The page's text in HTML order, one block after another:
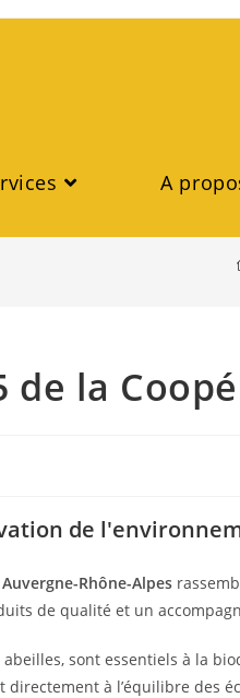
A
de la
de
Rhône-Alpes
de qualité et un
sont essentiels à la
à l’équilibre des